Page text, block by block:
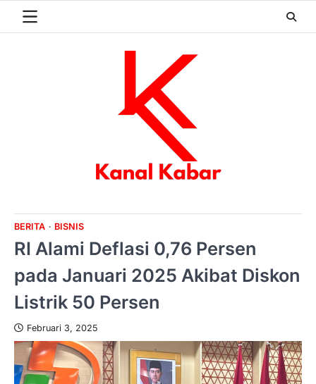
BERITA BISNIS
RI Alami Deflasi 0,76 Persen
pada Januari 2025 Akibat Diskon
Listrik 50 Persen
Februari 3, 2025